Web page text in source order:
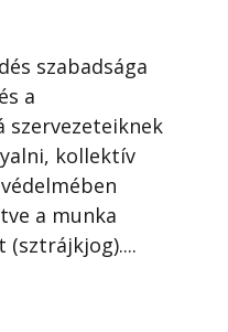
szabadsága
a
szervezeteiknek
kollektív
a munka
(sztrájkjog)....